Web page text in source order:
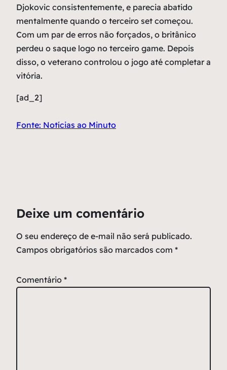
Djokovic consistentemente, e parecia abatido
mentalmente quando o terceiro set começou.
Com um par de erros não forçados, o britânico
perdeu o saque logo no terceiro game. Depois
disso, o veterano controlou o jogo até completar a
vitória.
[ad_2]
Fonte: Notícias ao Minuto
Deixe um comentário
O seu endereço de e-mail não será publicado.
Campos obrigatórios são marcados com *
Comentário *